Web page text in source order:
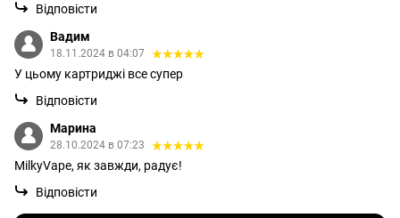
Відповісти
Вадим
18.11.2024 в 04:07
У цьому картриджі все супер
Відповісти
Марина
28.10.2024 в 07:23
MilkyVape, як завжди, радує!
Відповісти